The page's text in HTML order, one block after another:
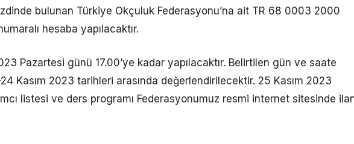
bulunan Türkiye Okçuluk Federasyonu’na ait TR 68 0003 2000
hesaba yapılacaktır.
Pazartesi günü 17.00’ye kadar yapılacaktır. Belirtilen gün ve saate
Kasım 2023 tarihleri arasında değerlendirilecektir. 25 Kasım 2023
listesi ve ders programı Federasyonumuz resmi internet sitesinde